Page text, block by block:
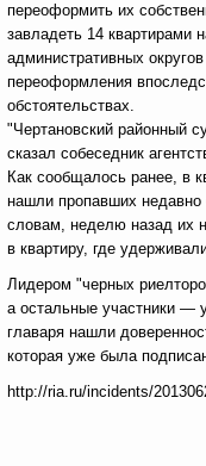
переоформить их
завладеть 14 квартирами
административных
переоформления
обстоятельствах.
"Чертановский районный
сказал собеседник
Как сообщалось ранее, в
нашли пропавших недавно
словам, неделю назад их
в квартиру, где
Лидером "черных
а остальные участники —
главаря нашли
которая уже была
http://ria.ru/incidents/